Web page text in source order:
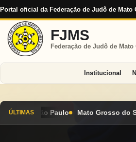
Portal oficial da Federação de Judô de Mato
FJMS
Federação de Judô de
Institucional
ÚLTIMAS
do Sul conquista seis medalhas e